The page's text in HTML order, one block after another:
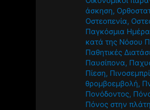
άσκηση,
Οστεοπενία,
Παγκόσμια Ημέρα
κατά της Νόσου
Παθητικές
Παυσίπονα,
Πίεση,
θρομβοεμβολή,
Πονόδοντος,
Πόνος στην πλάτη